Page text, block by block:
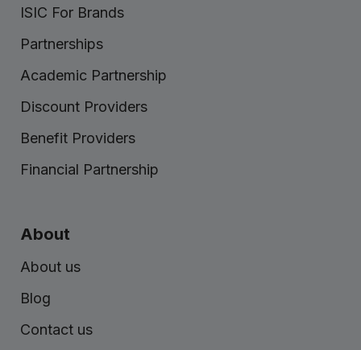
ISIC For Brands
Partnerships
Academic Partnership
Discount Providers
Benefit Providers
Financial Partnership
About
About us
Blog
Contact us